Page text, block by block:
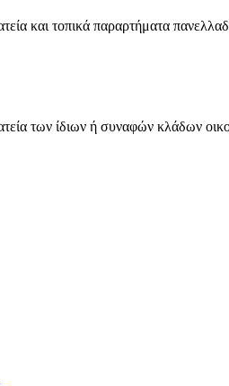
και τοπικά παραρτήματα
των ίδιων ή συναφών κλάδων